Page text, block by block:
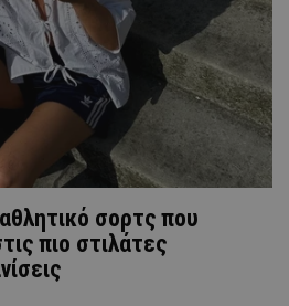
σορτς που
πιο στιλάτες